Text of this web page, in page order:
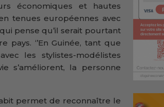
économiques et hautes
tenues européennes avec
pense qu’il serait pourtant
‘’En Guinée, tant que
les stylistes-modélistes
s’améliorent, la personne
permet de reconnaître le